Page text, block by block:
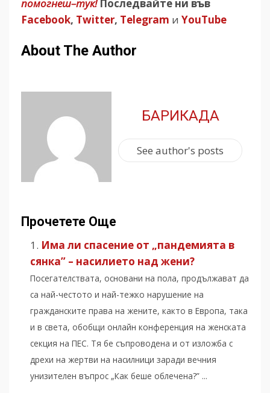
помогнеш–тук! Последвайте ни във
Facebook, Twitter, Telegram и YouTube
About The Author
БАРИКАДА
See author's posts
Прочетете Още
Има ли спасение от „пандемията в
сянка” – насилието над жени?
Посегателствата, основани на пола, продължават да
са най-честото и най-тежко нарушение на
гражданските права на жените, както в Европа, така
и в света, обобщи онлайн конференция на женската
секция на ПЕС. Тя бе съпроводена и от изложба с
дрехи на жертви на насилници заради вечния
унизителен въпрос „Как беше облечена?” ...